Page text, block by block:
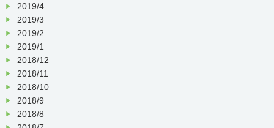
2019/4
2019/3
2019/2
2019/1
2018/12
2018/11
2018/10
2018/9
2018/8